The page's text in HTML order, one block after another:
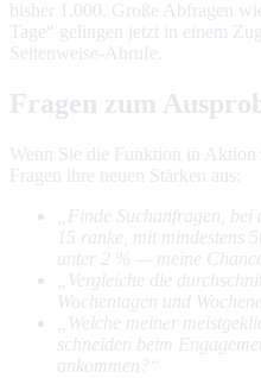
bisher 1.000. Große Abfragen
Tage“ gelingen jetzt in einem
Seitenweise-Abrufe.
Fragen zum
Wenn Sie die Funktion in Aktion
Fragen ihre neuen Stärken aus:
„Finde Suchanfragen,
15 ranke, mit mindestens
unter 2 % — meine
„Vergleiche die
Wochentagen und
„Welche meiner
schneiden beim
ankommen?“